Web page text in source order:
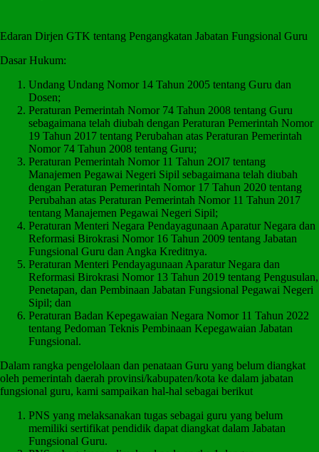
Edaran Dirjen GTK tentang Pengangkatan Jabatan Fungsional Guru
Dasar Hukum:
Undang Undang Nomor 14 Tahun 2005 tentang Guru dan
Dosen;
Peraturan Pemerintah Nomor 74 Tahun 2008 tentang Guru
sebagaimana telah diubah dengan Peraturan Pemerintah Nomor
19 Tahun 2017 tentang Perubahan atas Peraturan Pemerintah
Nomor 74 Tahun 2008 tentang Guru;
Peraturan Pemerintah Nomor 11 Tahun 2Ol7 tentang
Manajemen Pegawai Negeri Sipil sebagaimana telah diubah
dengan Peraturan Pemerintah Nomor 17 Tahun 2020 tentang
Perubahan atas Peraturan Pemerintah Nomor 11 Tahun 2017
tentang Manajemen Pegawai Negeri Sipil;
Peraturan Menteri Negara Pendayagunaan Aparatur Negara dan
Reformasi Birokrasi Nomor 16 Tahun 2009 tentang Jabatan
Fungsional Guru dan Angka Kreditnya.
Peraturan Menteri Pendayagunaan Aparatur Negara dan
Reformasi Birokrasi Nomor 13 Tahun 2019 tentang Pengusulan,
Penetapan, dan Pembinaan Jabatan Fungsional Pegawai Negeri
Sipil; dan
Peraturan Badan Kepegawaian Negara Nomor 11 Tahun 2022
tentang Pedoman Teknis Pembinaan Kepegawaian Jabatan
Fungsional.
Dalam rangka pengelolaan dan penataan Guru yang belum diangkat
oleh pemerintah daerah provinsi/kabupaten/kota ke dalam jabatan
fungsional guru, kami sampaikan hal-hal sebagai berikut
PNS yang melaksanakan tugas sebagai guru yang belum
memiliki sertifikat pendidik dapat diangkat dalam Jabatan
Fungsional Guru.